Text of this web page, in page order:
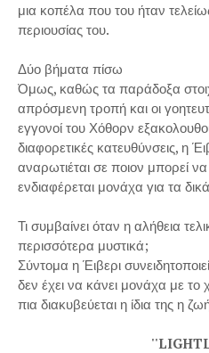
μια κοπέλα που του ήταν
περιουσίας του.
Δύο βήματα πίσω
Όμως, καθώς τα παράδοξα
απρόσμενη τροπή και οι
εγγονοί του Χόθορν
διαφορετικές κατευθύνσεις, η
αναρωτιέται σε ποιον μπορεί
ενδιαφέρεται μονάχα για τα
Τι συμβαίνει όταν η αλήθεια
περισσότερα μυστικά;
Σύντομα η Έιβερι
δεν έχει να κάνει μονάχα με
πια διακυβεύεται η ίδια της η